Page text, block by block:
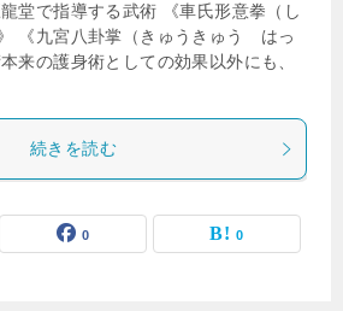
堂で指導する武術 《車氏形意拳（し
《九宮八卦掌（きゅうきゅう はっ
来の護身術としての効果以外にも、
続きを読む
0 0